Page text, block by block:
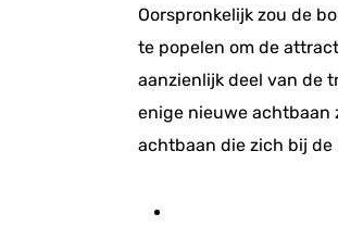
Oorspronkelijk zou de
te popelen om de
aanzienlijk deel van de
enige nieuwe achtbaan
achtbaan die zich bij de